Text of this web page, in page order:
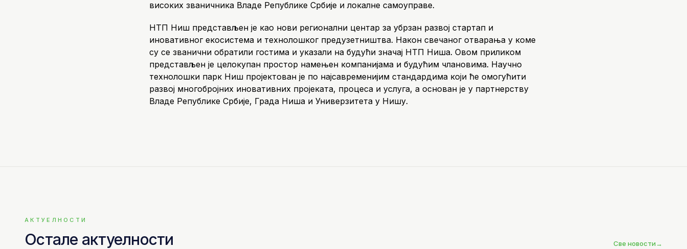
високих званичника Владе Републике Србије и локалне самоуправе.
НТП Ниш представљен је као нови регионални центар за убрзан развој стартап и
иновативног екосистема и технолошког предузетништва. Након свечаног отварања у коме
су се званични обратили гостима и указали на будући значај НТП Ниша. Овом приликом
представљен је целокупан простор намењен компанијама и будућим члановима. Научно
технолошки парк Ниш пројектован је по најсавременијим стандардима који ће омогућити
развој многобројних иновативних пројеката, процеса и услуга, а основан је у партнерству
Владе Републике Србије, Града Ниша и Универзитета у Нишу.
АКТУЕЛНОСТИ
Остале актуелности Све новости→